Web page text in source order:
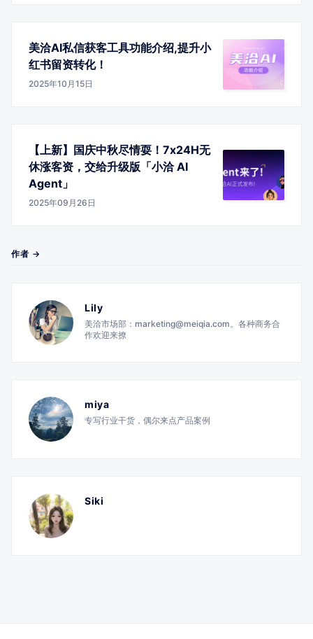
美洽AI私信获客工具功能介绍,提升小
红书留资转化！
2025年10月15日
【上新】国庆中秋尽情耍！7x24H无
休涨客资，交给升级版「小洽 AI
Agent」
2025年09月26日
作者 →
Lily
美洽市场部：marketing@meiqia.com。各种商务合
作欢迎来撩
miya
专写行业干货，偶尔来点产品案例
Siki